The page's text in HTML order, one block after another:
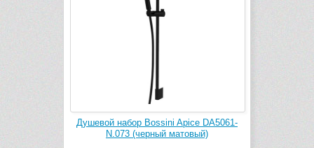
Душевой набор Bossini Apice DA5061-
N.073 (черный матовый)